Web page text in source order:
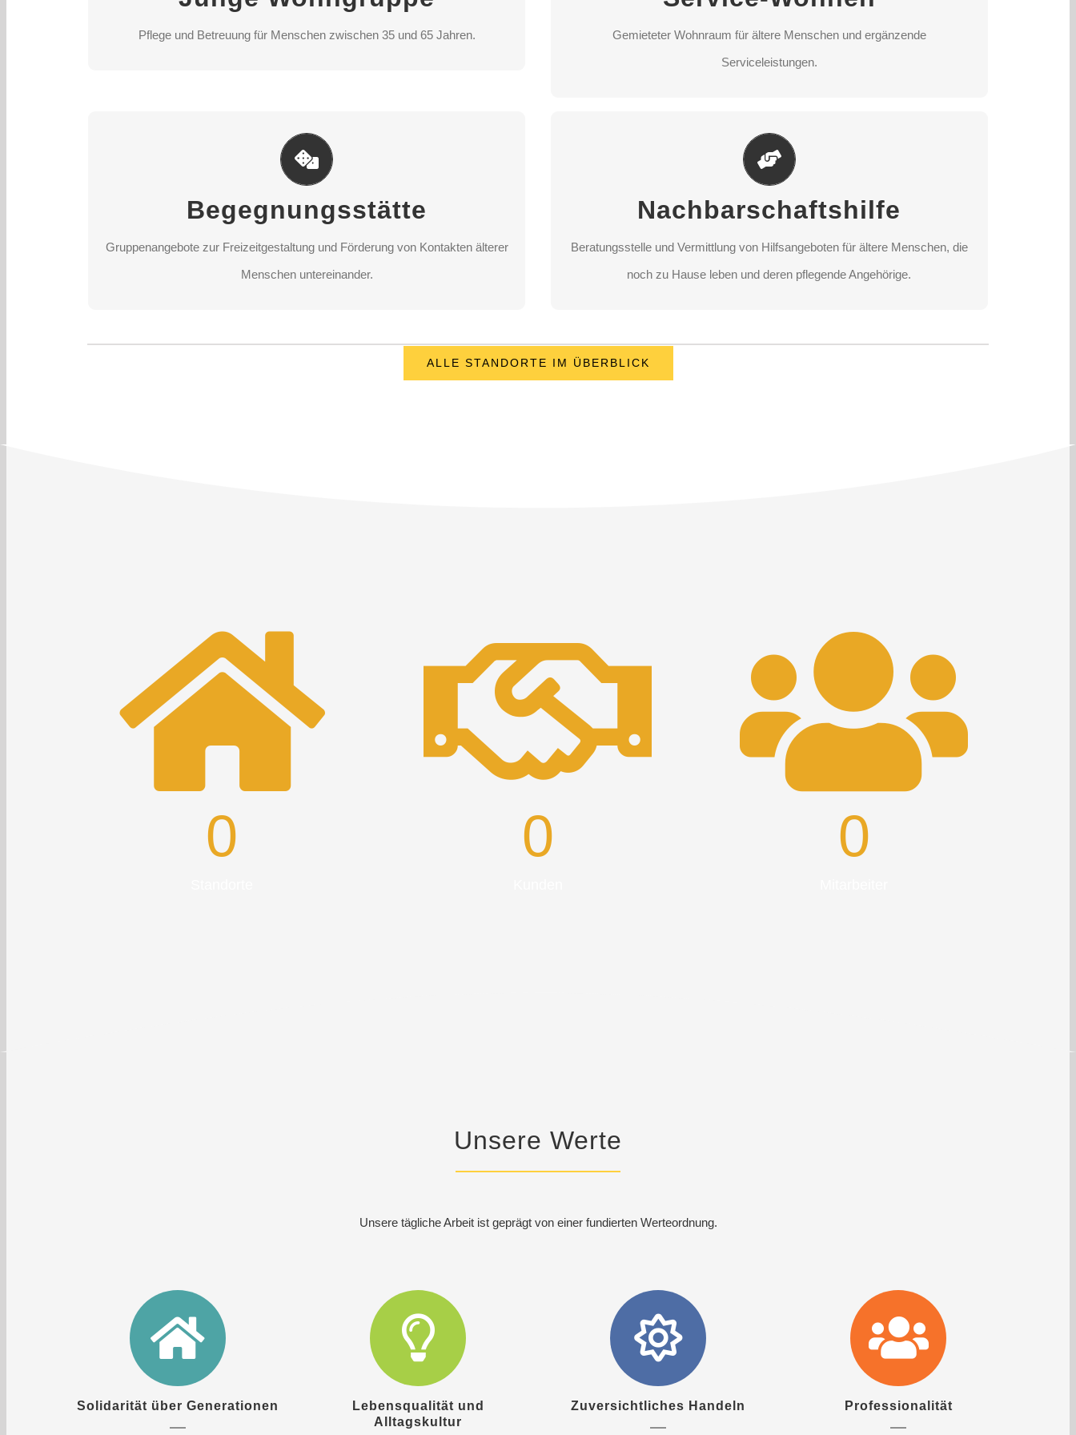
Pflege und Betreuung für Menschen zwischen 35 und 65 Jahren.
STANDORT AUSWÄHLEN
Gemieteter Wohnraum für ältere Menschen und ergänzende
Serviceleistungen.
STANDORT AUSWÄHLEN
Begegnungsstätte
Gruppenangebote zur Freizeitgestaltung und Förderung von Kontakten älterer
Menschen untereinander.
Begegnungsstätte
Gruppenangebote zur Freizeitgestaltung und Förderung von Kontakten älterer
Menschen untereinander.
STANDORT AUSWÄHLEN
Nachbarschaftshilfe
Beratungsstelle und Vermittlung von Hilfsangeboten für ältere Menschen, die
noch zu Hause leben und deren pflegende Angehörige.
Nachbarschaftshilfe
Beratungsstelle und Vermittlung von Hilfsangeboten für ältere Menschen, die
noch zu Hause leben und deren pflegende Angehörige.
STANDORT AUSWÄHLEN
ALLE STANDORTE IM ÜBERBLICK
0 0 0
Unsere Werte
Unsere tägliche Arbeit ist geprägt von einer fundierten Werteordnung.
Solidarität über Generationen
Lebensqualität und
Alltagskultur
Zuversichtliches Handeln Professionalität